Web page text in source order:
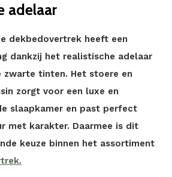
adelaar
dekbedovertrek heeft een
dankzij het realistische adelaar
zwarte tinten. Het stoere en
zorgt voor een luxe en
slaapkamer en past perfect
met karakter. Daarmee is dit
keuze binnen het assortiment